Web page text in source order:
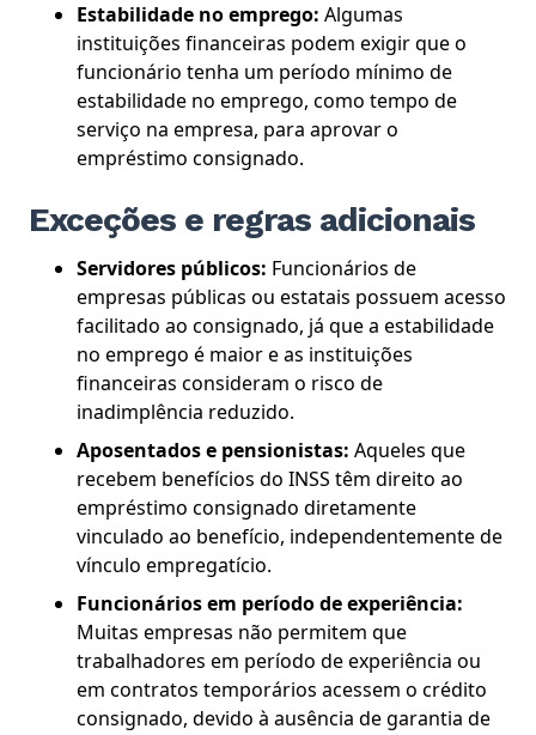
Estabilidade no emprego: Algumas
instituições financeiras podem exigir que o
funcionário tenha um período mínimo de
estabilidade no emprego, como tempo de
serviço na empresa, para aprovar o
empréstimo consignado.
Exceções e regras adicionais
Servidores públicos: Funcionários de
empresas públicas ou estatais possuem acesso
facilitado ao consignado, já que a estabilidade
no emprego é maior e as instituições
financeiras consideram o risco de
inadimplência reduzido.
Aposentados e pensionistas: Aqueles que
recebem benefícios do INSS têm direito ao
empréstimo consignado diretamente
vinculado ao benefício, independentemente de
vínculo empregatício.
Funcionários em período de experiência:
Muitas empresas não permitem que
trabalhadores em período de experiência ou
em contratos temporários acessem o crédito
consignado, devido à ausência de garantia de